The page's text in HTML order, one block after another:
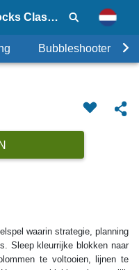
Wellgames : Puzzle Blocks Classic
Bubbleshooter
waarin strategie, planning
Sleep kleurrijke blokken naar
te voltooien, lijnen te